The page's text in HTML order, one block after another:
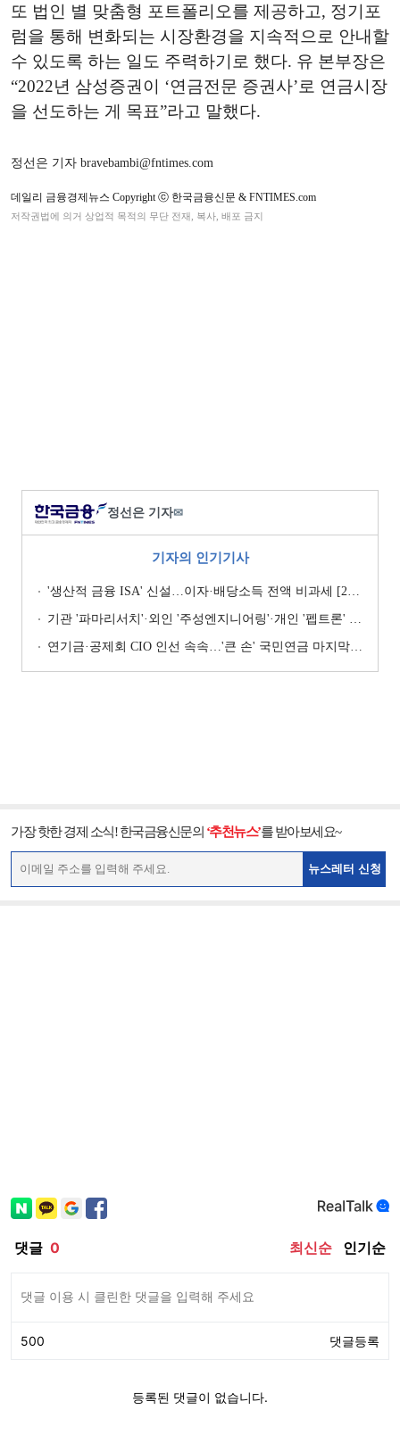
또 법인 별 맞춤형 포트폴리오를 제공하고, 정기포
럼을 통해 변화되는 시장환경을 지속적으로 안내할
수 있도록 하는 일도 주력하기로 했다. 유 본부장은
“2022년 삼성증권이 ‘연금전문 증권사’로 연금시장
을 선도하는 게 목표”라고 말했다.
정선은 기자 bravebambi@fntimes.com
데일리 금융경제뉴스 Copyright ⓒ 한국금융신문 & FNTIMES.com
저작권법에 의거 상업적 목적의 무단 전재, 복사, 배포 금지
정선은 기자✉
기자의 인기기사
'생산적 금융 ISA' 신설…이자·배당소득 전액 비과세 [2026 세제개편안]
기관 '파마리서치'·외인 '주성엔지니어링'·개인 '펩트론' 1위 [주간 코스닥 순매수- 2026년 7월27일~7월31일]
연기금·공제회 CIO 인선 속속…'큰 손' 국민연금 마지막 타자
가장 핫한 경제 소식! 한국금융신문의 ‘추천뉴스’를 받아보세요~
뉴스레터 신청